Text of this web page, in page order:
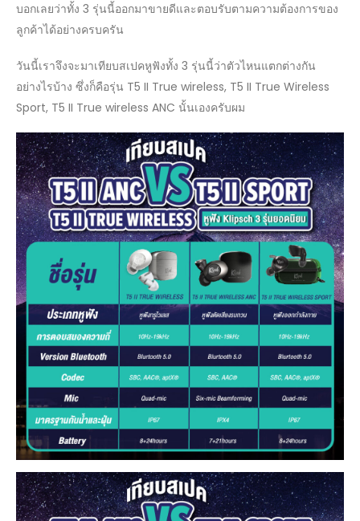
บอกเลยว่าทั้ง 3 รุ่นนี้ออกมาขายดีและตอบรับตามความต้องการของ
ลูกค้าได้อย่างครบครัน
วันนี้เราจึงจะมาเทียบสเปคหูฟังทั้ง 3 รุ่นนี้ว่าตัวไหนแตกต่างกัน
อย่างไรบ้าง ซึ่งก็คือรุ่น T5 II True wireless, T5 II True Wireless
Sport, T5 II True wireless ANC นั้นเองครับผม